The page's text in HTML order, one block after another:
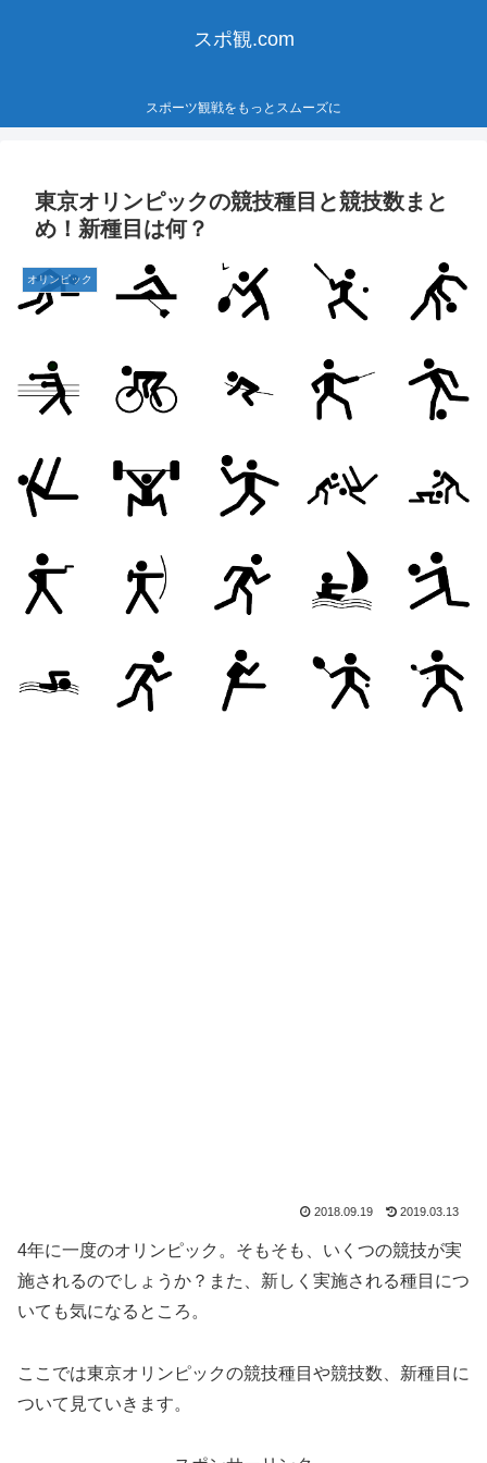
スポ観.com
スポーツ観戦をもっとスムーズに
東京オリンピックの競技種目と競技数まと
め！新種目は何？
オリンピック
2018.09.19 2019.03.13
4年に一度のオリンピック。そもそも、いくつの競技が実
施されるのでしょうか？また、新しく実施される種目につ
いても気になるところ。
ここでは東京オリンピックの競技種目や競技数、新種目に
ついて見ていきます。